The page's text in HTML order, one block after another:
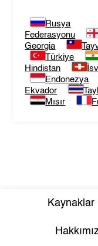
Rusya
Federasyonu
Georgia
Türkiye
Hindistan
Endonezya
Ekvador
Mısır
Kaynaklar